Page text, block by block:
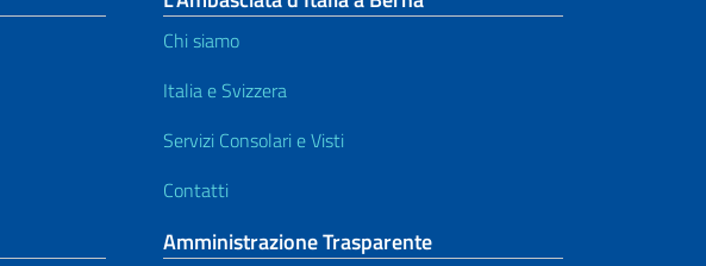
Chi siamo
Italia e Svizzera
Servizi Consolari e Visti
Contatti
Amministrazione Trasparente